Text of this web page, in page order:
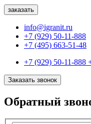
info@igranit.ru
+7 (929) 50-11-888
+7 (495) 663-51-48
+7 (929) 50-11-888
Заказать звонок
Обратный